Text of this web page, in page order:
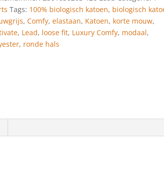
Tags: 100% biologisch katoen, biologisch
,Comfy,elastaan, Katoen, korte mouw,
, Lead, loose fit, Luxury Comfy, modaal,
, ronde hals